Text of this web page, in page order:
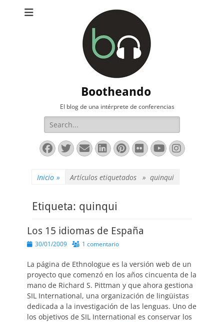
Bootheando
El blog de una intérprete de conferencias
Buscar:
Facebook
Twitter
Correo
electrónico
LinkedIn
Pinterest
FlickrYouTube
Inicio » Artículos etiquetados » quinqui
Etiqueta: quinqui
Los 15 idiomas de España
Publicado
30/01/2009 1 comentario
La página de Ethnologue es la versión web de un
proyecto que comenzó en los años cincuenta de la
mano de Richard S. Pittman y que ahora gestiona
SIL International, una organización de lingüistas
dedicada a la investigación de las lenguas. Uno de
los objetivos de SIL International es conservar los